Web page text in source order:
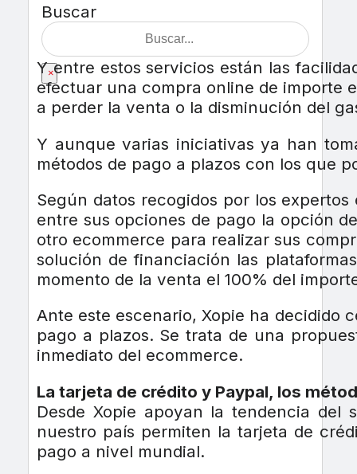
Buscar
×
Y entre estos servicios están las
efectuar una compra online de importe
a perder la venta o la disminución del
Y aunque varias iniciativas ya han
métodos de pago a plazos con los que
Según datos recogidos por los
entre sus opciones de pago la opción
otro ecommerce para realizar sus
solución de financiación las
momento de la venta el 100% del
Ante este escenario, Xopie ha decidido
pago a plazos. Se trata de una
inmediato del ecommerce.
La tarjeta de crédito y Paypal, los
Desde Xopie apoyan la tendencia del
nuestro país permiten la tarjeta de
pago a nivel mundial.